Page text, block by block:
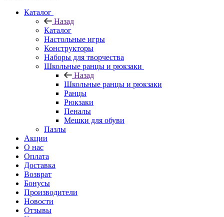
Каталог
Назад
Каталог
Настольные игры
Конструкторы
Наборы для творчества
Школьные ранцы и рюкзаки
Назад
Школьные ранцы и рюкзаки
Ранцы
Рюкзаки
Пеналы
Мешки для обуви
Пазлы
Акции
О нас
Оплата
Доставка
Возврат
Бонусы
Производители
Новости
Отзывы